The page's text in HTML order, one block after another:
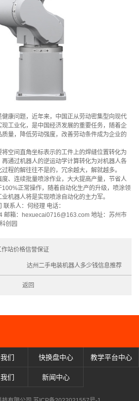
康问题，近年来，中国正从劳动密集型向现代
工业化，是中国经济发展的重要任务，随着企
量，降低劳动强度，改善劳动条件成为企业的
空间直角坐标表示的工件上的焊缝位置转化为
通过机器人的逆运动学计算转化为对机器人各
程的解往往不是的，冗余越大，解就越多。
、连续批量喷涂作业，大大提高产量，节省人
正常操作，随着自动化生产的升级，喷涂领
机器人将是实现喷涂自动化的主力军。
系人：何经理 电话：
邮箱：hexuecai0716@163.com 地址：苏州市
创园
站价格信誉保证
达州二手电装机器人多少钱信息推荐
返回
们 快换盘中心 教学平台中心
们 新闻中心